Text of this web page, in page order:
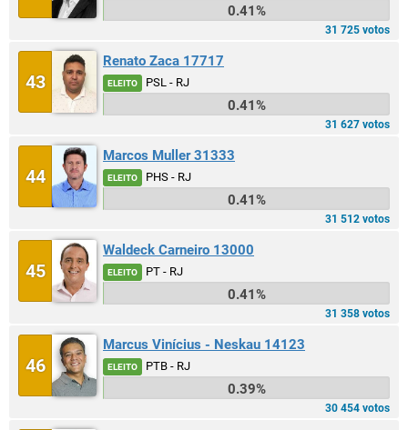
0.41%
31 725 votos
43
Renato Zaca 17717
ELEITO PSL - RJ
0.41%
31 627 votos
44
Marcos Muller 31333
ELEITO PHS - RJ
0.41%
31 512 votos
45
Waldeck Carneiro 13000
ELEITO PT - RJ
0.41%
31 358 votos
46
Marcus Vinícius - Neskau 14123
ELEITO PTB - RJ
0.39%
30 454 votos